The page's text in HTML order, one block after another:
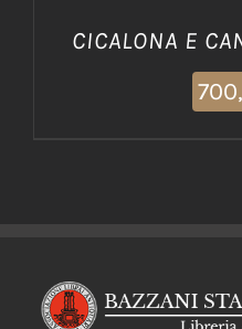
CICALONA E